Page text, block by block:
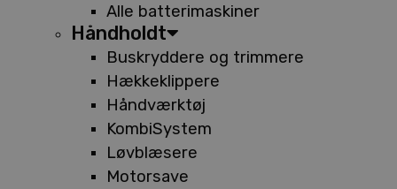
Alle batterimaskiner
Håndholdt
Buskryddere og trimmere
Hækkeklippere
Håndværktøj
KombiSystem
Løvblæsere
Motorsave